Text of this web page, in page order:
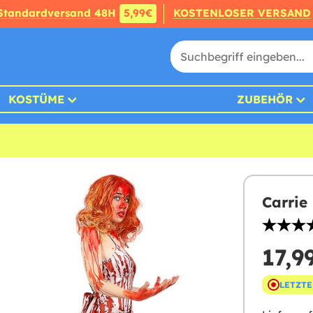
48H 5,99€ KOSTENLOSER VERSAND
KOSTÜME ZUBEHÖR
Carrie